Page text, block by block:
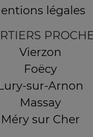
légales
Vierzon
Foëcy
sur-Arnon
Massay
Méry sur Cher